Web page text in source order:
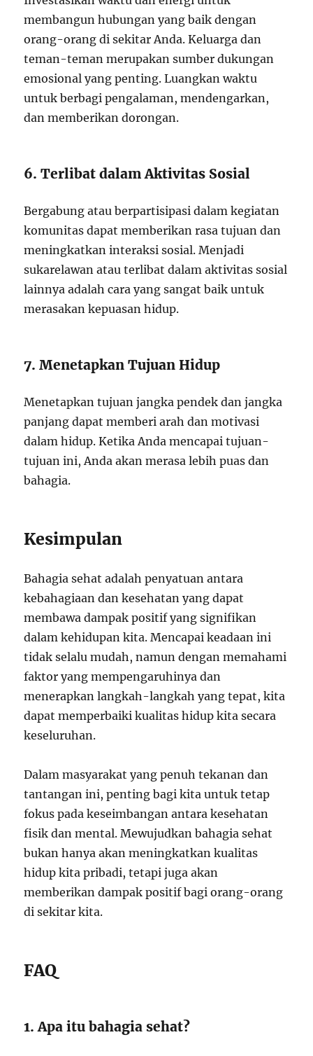
membangun hubungan yang baik dengan
orang-orang di sekitar Anda. Keluarga dan
teman-teman merupakan sumber dukungan
emosional yang penting. Luangkan waktu
untuk berbagi pengalaman, mendengarkan,
dan memberikan dorongan.
6. Terlibat dalam Aktivitas Sosial
Bergabung atau berpartisipasi dalam kegiatan
komunitas dapat memberikan rasa tujuan dan
meningkatkan interaksi sosial. Menjadi
sukarelawan atau terlibat dalam aktivitas sosial
lainnya adalah cara yang sangat baik untuk
merasakan kepuasan hidup.
7. Menetapkan Tujuan Hidup
Menetapkan tujuan jangka pendek dan jangka
panjang dapat memberi arah dan motivasi
dalam hidup. Ketika Anda mencapai tujuan-
tujuan ini, Anda akan merasa lebih puas dan
bahagia.
Kesimpulan
Bahagia sehat adalah penyatuan antara
kebahagiaan dan kesehatan yang dapat
membawa dampak positif yang signifikan
dalam kehidupan kita. Mencapai keadaan ini
tidak selalu mudah, namun dengan memahami
faktor yang mempengaruhinya dan
menerapkan langkah-langkah yang tepat, kita
dapat memperbaiki kualitas hidup kita secara
keseluruhan.
Dalam masyarakat yang penuh tekanan dan
tantangan ini, penting bagi kita untuk tetap
fokus pada keseimbangan antara kesehatan
fisik dan mental. Mewujudkan bahagia sehat
bukan hanya akan meningkatkan kualitas
hidup kita pribadi, tetapi juga akan
memberikan dampak positif bagi orang-orang
di sekitar kita.
FAQ
1. Apa itu bahagia sehat?